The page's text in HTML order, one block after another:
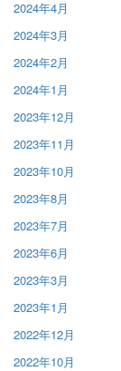
2024年4月
2024年3月
2024年2月
2024年1月
2023年12月
2023年11月
2023年10月
2023年8月
2023年7月
2023年6月
2023年3月
2023年1月
2022年12月
2022年10月